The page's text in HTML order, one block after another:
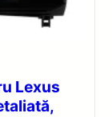
Lexus